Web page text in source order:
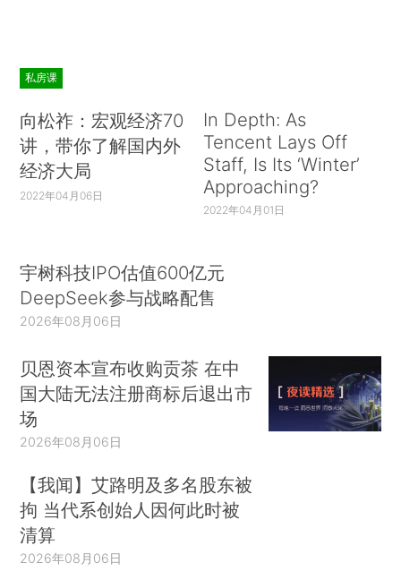
私房课
向松祚：宏观经济70
讲，带你了解国内外
经济大局
2022年04月06日
In Depth: As
Tencent Lays Off
Staff, Is Its ‘Winter’
Approaching?
2022年04月01日
宇树科技IPO估值600亿元
DeepSeek参与战略配售
2026年08月06日
贝恩资本宣布收购贡茶 在中
国大陆无法注册商标后退出市
场
2026年08月06日
【我闻】艾路明及多名股东被
拘 当代系创始人因何此时被
清算
2026年08月06日